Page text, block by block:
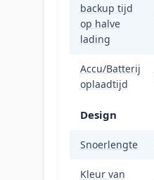
backup tijd
op halve
lading
Accu/Batterij
oplaadtijd
Design
Snoerlengte
Kleur van